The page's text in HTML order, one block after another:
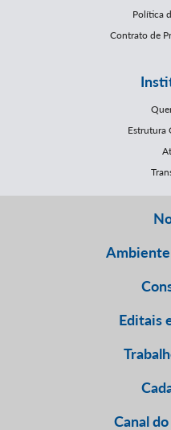
Política
Contrato de
Estrutura
Editais
Canal